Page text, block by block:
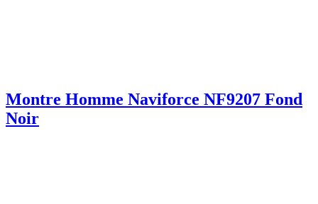
Montre Homme Naviforce NF9207 Fond
Noir